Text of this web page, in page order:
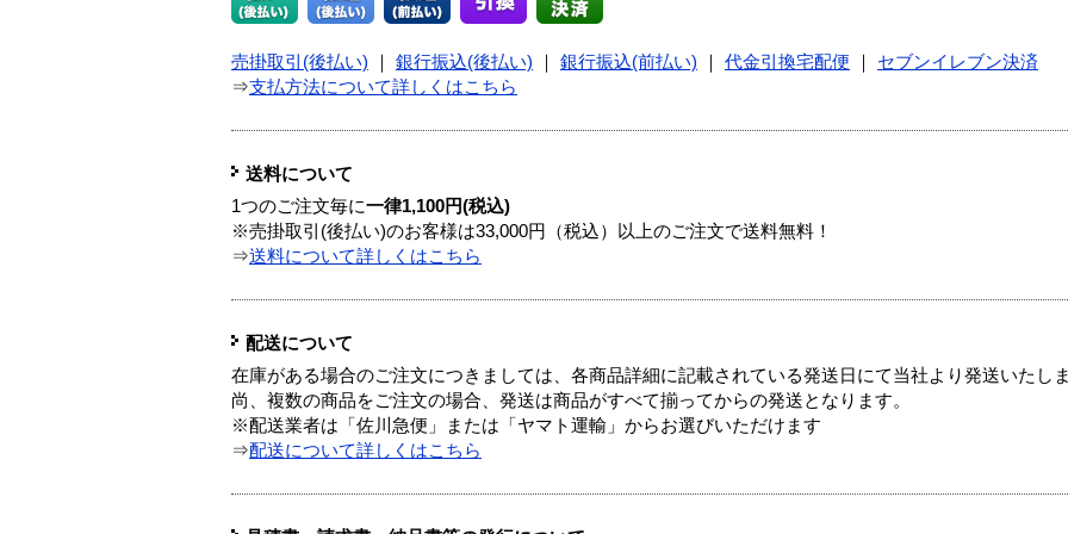
売掛取引(後払い) 銀行振込(後払い) 銀行振込(前払い) 代金引換宅配便
セブンイレブン決済
⇒支払方法について詳しくはこちら
送料について
1つのご注文毎に一律1,100円(税込)
※売掛取引(後払い)のお客様は33,000円（税込）以上のご注文で送料無料！
⇒送料について詳しくはこちら
配送について
在庫がある場合のご注文につきましては、各商品詳細に記載されている発送日にて当社より発送いたし
尚、複数の商品をご注文の場合、発送は商品がすべて揃ってからの発送となります。
※配送業者は「佐川急便」または「ヤマト運輸」からお選びいただけます
⇒配送について詳しくはこちら